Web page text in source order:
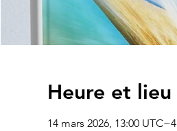
Heure et lieu
14 mars 2026, 13:00 UTC−4